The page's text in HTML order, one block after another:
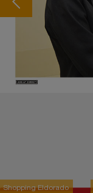
Shopping Eldorado